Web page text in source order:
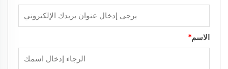
الاسم*